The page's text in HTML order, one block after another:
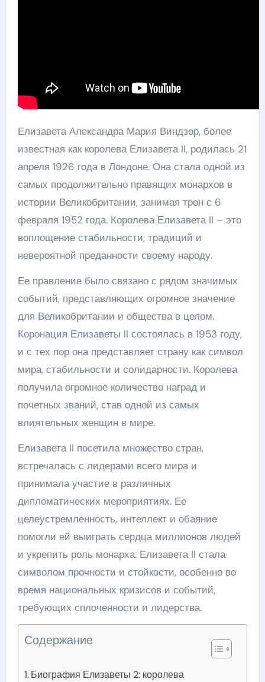
Елизавета Александра Мария Виндзор, более
известная как королева Елизавета II, родилась 21
апреля 1926 года в Лондоне. Она стала одной из
самых продолжительно правящих монархов в
истории Великобритании, занимая трон с 6
февраля 1952 года. Королева Елизавета II – это
воплощение стабильности, традиций и
невероятной преданности своему народу.
Ее правление было связано с рядом значимых
событий, представляющих огромное значение
для Великобритании и общества в целом.
Коронация Елизаветы II состоялась в 1953 году,
и с тех пор она представляет страну как символ
мира, стабильности и солидарности. Королева
получила огромное количество наград и
почетных званий, став одной из самых
влиятельных женщин в мире.
Елизавета II посетила множество стран,
встречалась с лидерами всего мира и
принимала участие в различных
дипломатических мероприятиях. Ее
целеустремленность, интеллект и обаяние
помогли ей выиграть сердца миллионов людей
и укрепить роль монарха. Елизавета II стала
символом прочности и стойкости, особенно во
время национальных кризисов и событий,
требующих сплоченности и лидерства.
Содержание
Биография Елизаветы 2: королева